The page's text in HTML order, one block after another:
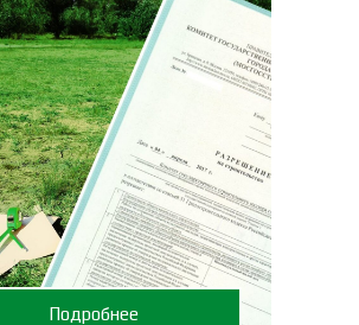
Подробнее